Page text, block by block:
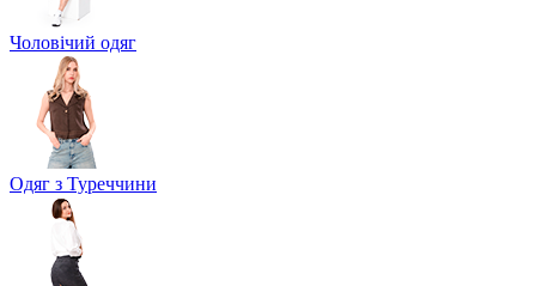
Чоловічий одяг
Одяг з Туреччини